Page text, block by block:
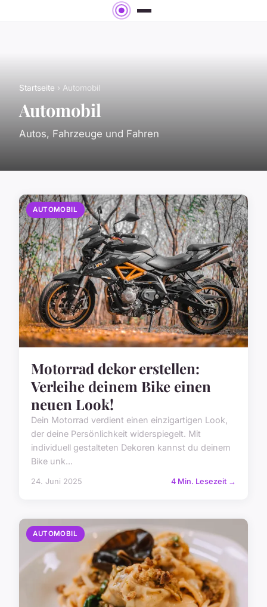
Startseite › Automobil
Automobil
Autos, Fahrzeuge und Fahren
AUTOMOBIL
Motorrad dekor erstellen:
Verleihe deinem Bike einen
neuen Look!
Dein Motorrad verdient einen einzigartigen Look,
der deine Persönlichkeit widerspiegelt. Mit
individuell gestalteten Dekoren kannst du deinem
Bike unk...
24. Juni 2025 4 Min. Lesezeit →
AUTOMOBIL